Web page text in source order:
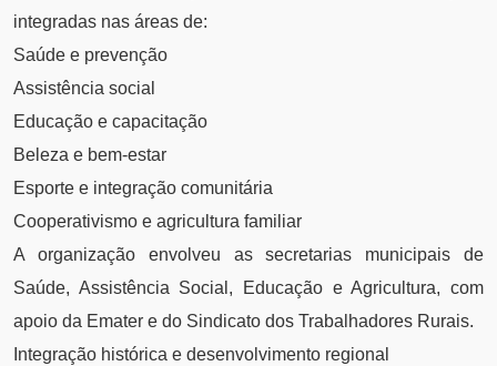
integradas nas áreas de:
Saúde e prevenção
Assistência social
Educação e capacitação
Beleza e bem-estar
Esporte e integração comunitária
Cooperativismo e agricultura familiar
A organização envolveu as secretarias municipais de
Saúde, Assistência Social, Educação e Agricultura, com
apoio da Emater e do Sindicato dos Trabalhadores Rurais.
Integração histórica e desenvolvimento regional